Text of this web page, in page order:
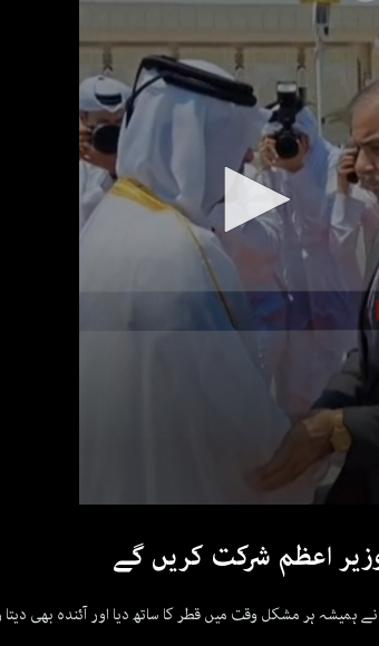
اعظم شرکت کریں گے
ہمیشہ ہر مشکل وقت میں قطر کا ساتھ دیا اور آئندہ بھی دیتا